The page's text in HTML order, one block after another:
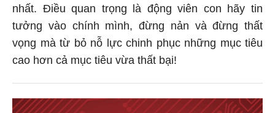
nhất. Điều quan trọng là động viên con hãy tin
tưởng vào chính mình, đừng nản và đừng thất
vọng mà từ bỏ nỗ lực chinh phục những mục tiêu
cao hơn cả mục tiêu vừa thất bại!